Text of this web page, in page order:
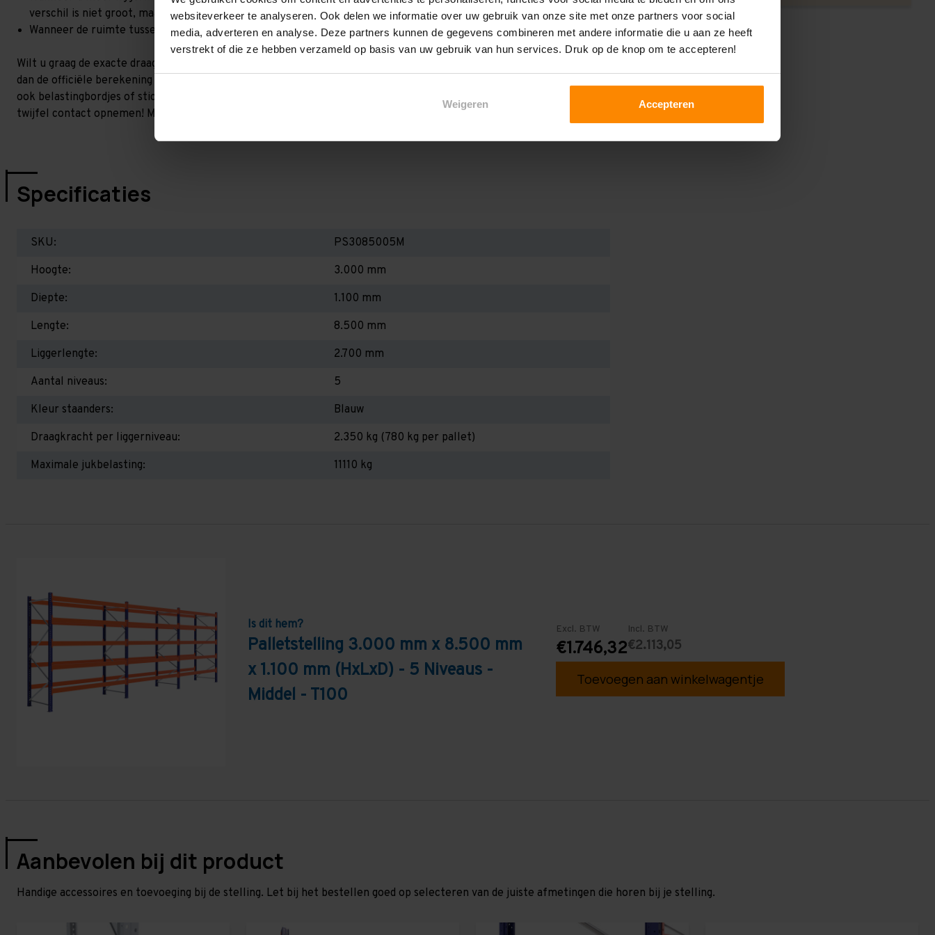
websiteverkeer te analyseren. Ook delen we informatie over uw gebruik van onze site met onze partners voor social
media, adverteren en analyse. Deze partners kunnen de gegevens combineren met andere informatie die u aan ze heeft
verstrekt of die ze hebben verzameld op basis van uw gebruik van hun services. Druk op de knop om te accepteren!
Weigeren Accepteren
verschil is niet groot, maar wel het beste om dit te laten berekenen!
Wanneer de ruimte tussen de liggerniveaus kleiner is dan 2,25 meter, valt de draagkracht juist iets hoger uit.
Wilt u graag de exacte draagkracht weten in uw situatie? Dan dient u even contact met ons op te nemen. Wij voeren
dan de officiële berekening uit. Dit doen we gratis en voor niets bij aankoop van een rij palletstellingen. Wij kunnen
ook belastingbordjes of stickers meeleveren waar de draagkracht van uw situatie op beschreven staat! Kortom, bij
twijfel contact opnemen! Meer informatie op dit gebied:
Palletstellingen - Belangrijk om te weten!
Specificaties
SKU:
PS3085005M
Hoogte:
3.000 mm
Diepte:
1.100 mm
Lengte:
8.500 mm
Liggerlengte:
2.700 mm
Aantal niveaus:
5
Kleur staanders:
Blauw
Draagkracht per liggerniveau:
2.350 kg (780 kg per pallet)
Maximale jukbelasting:
11110 kg
Is dit hem?
Palletstelling 3.000 mm x 8.500 mm
x 1.100 mm (HxLxD) - 5 Niveaus -
Middel - T100
Excl. BTW
€1.746,32
Incl. BTW
€2.113,05
Toevoegen aan winkelwagentje
Aanbevolen bij dit product
Handige accessoires en toevoeging bij de stelling. Let bij het bestellen goed op selecteren van de juiste afmetingen die horen bij je stelling.